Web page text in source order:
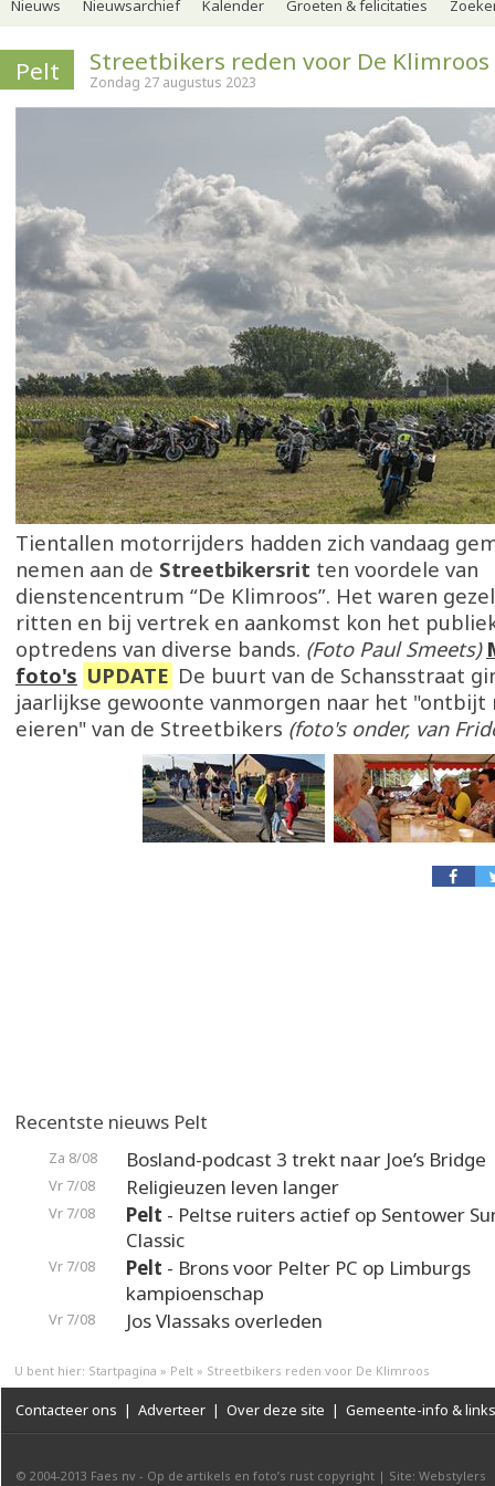
Nieuws Nieuwsarchief Kalender Groeten & felicitaties
Pelt Streetbikers reden voor De Klimroos
Zondag 27 augustus 2023
Tientallen motorrijders hadden zich vandaag
nemen aan de Streetbikersrit ten voordele van
dienstencentrum “De Klimroos”. Het waren
ritten en bij vertrek en aankomst kon het
optredens van diverse bands. (Foto Paul Smeets)
foto's UPDATE De buurt van de Schansstraat
jaarlijkse gewoonte vanmorgen naar het "ontbijt
eieren" van de Streetbikers (foto's onder, van
Recentste nieuws Pelt
Za 8/08 Bosland-podcast 3 trekt naar Joe’s Bridge
Vr 7/08 Religieuzen leven langer
Vr 7/08 Pelt - Peltse ruiters actief op Sentower
Classic
Vr 7/08 Pelt - Brons voor Pelter PC op Limburgs
kampioenschap
Vr 7/08 Jos Vlassaks overleden
U bent hier: Startpagina » Pelt » Streetbikers reden voor De Klimroos
Contacteer ons | Adverteer | Over deze site | Gemeente-info & links
© 2004-2013 Faes nv - Op de artikels en foto’s rust copyright | Site: Webstylers